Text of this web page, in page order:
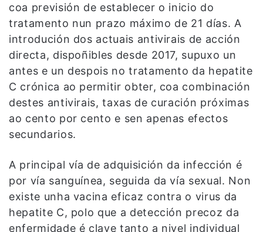
coa previsión de establecer o inicio do
tratamento nun prazo máximo de 21 días. A
introdución dos actuais antivirais de acción
directa, dispoñibles desde 2017, supuxo un
antes e un despois no tratamento da hepatite
C crónica ao permitir obter, coa combinación
destes antivirais, taxas de curación próximas
ao cento por cento e sen apenas efectos
secundarios.
A principal vía de adquisición da infección é
por vía sanguínea, seguida da vía sexual. Non
existe unha vacina eficaz contra o virus da
hepatite C, polo que a detección precoz da
enfermidade é clave tanto a nivel individual